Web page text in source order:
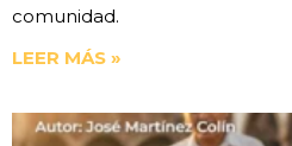
comunidad.
LEER MÁS »